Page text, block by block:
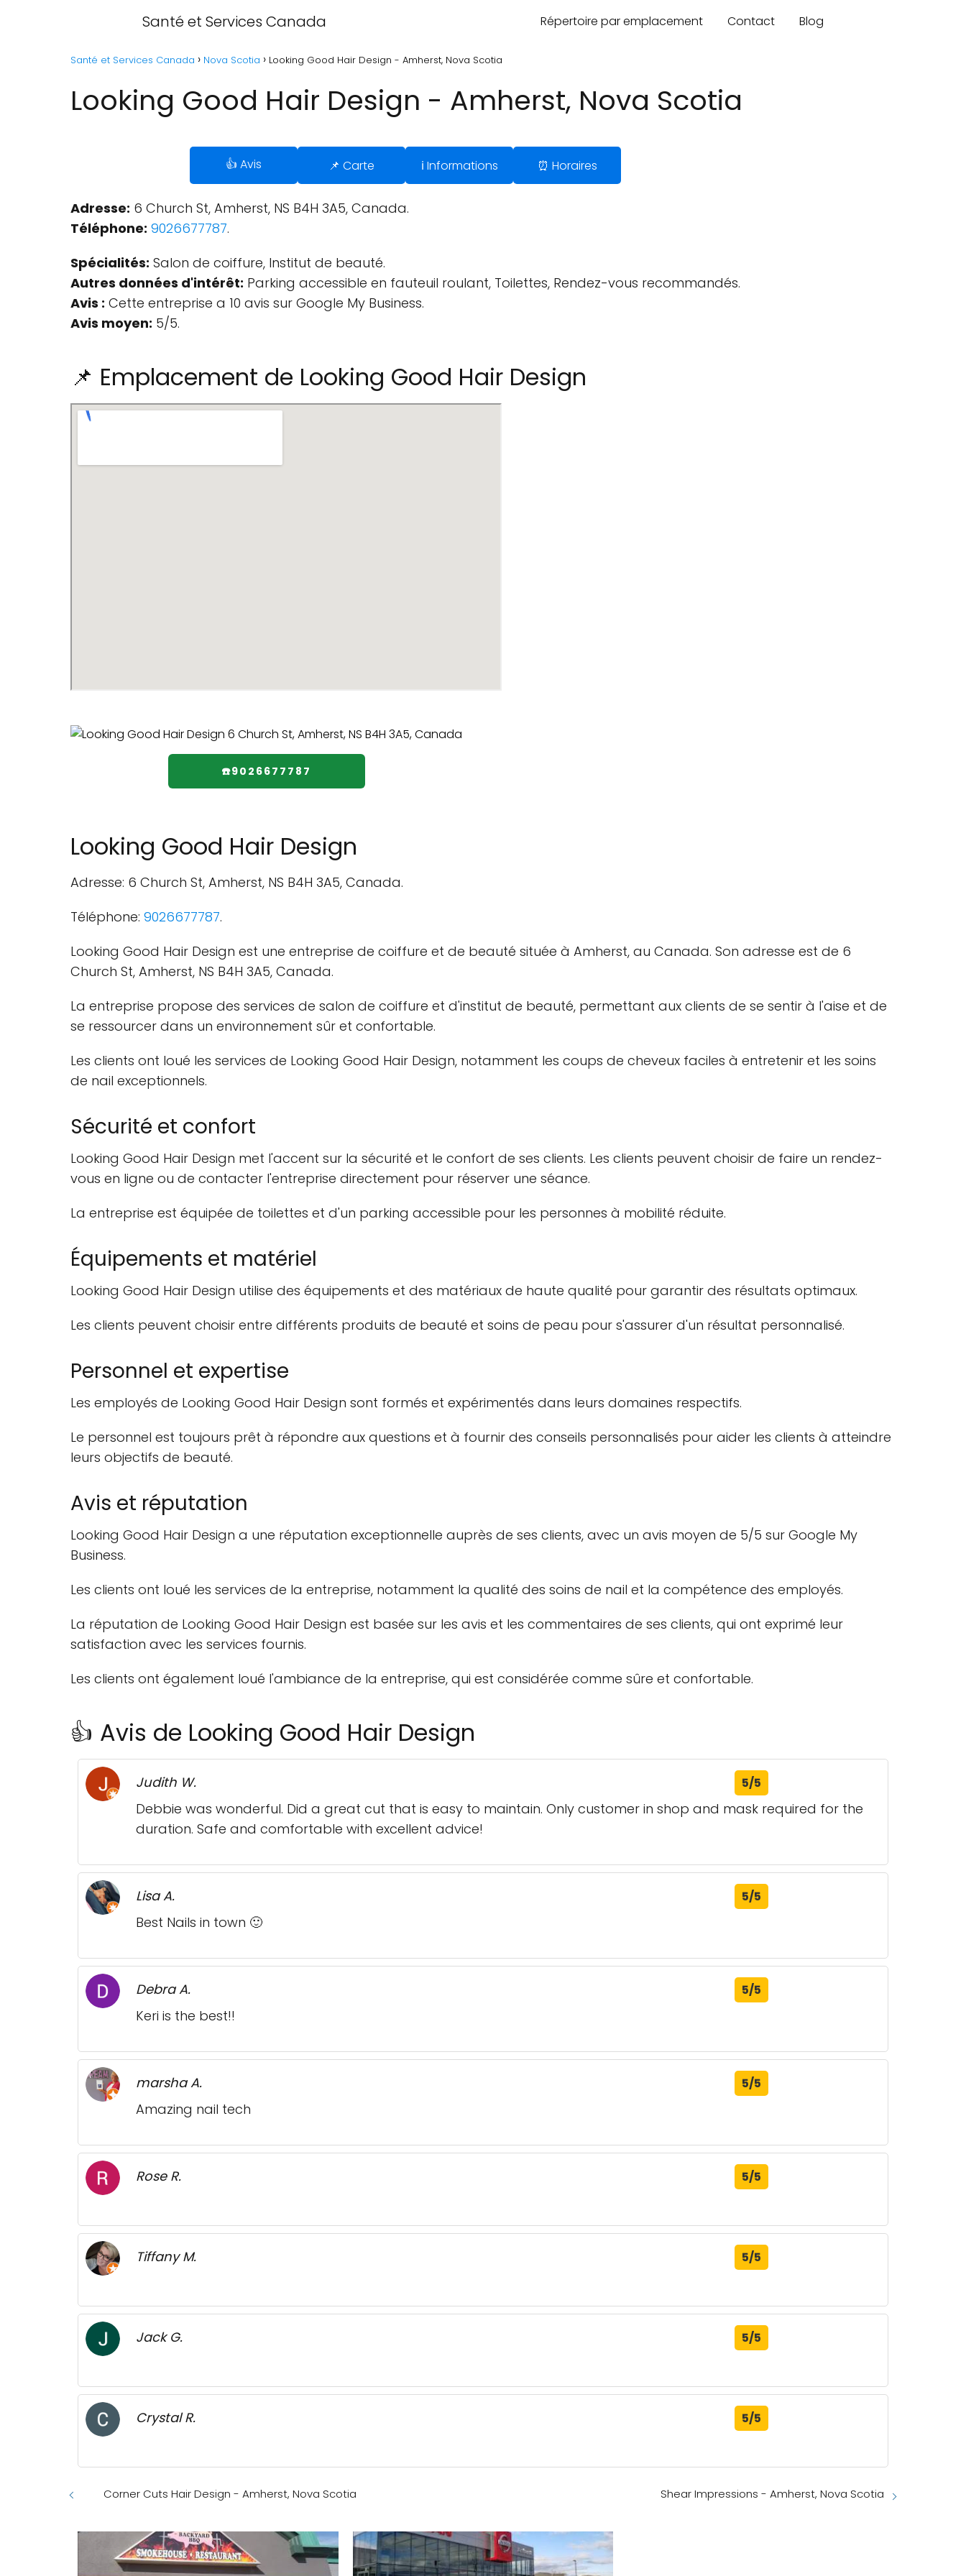
Santé et Services Canada Répertoire par emplacement Contact Blog
Santé et Services Canada Nova Scotia Looking Good Hair Design - Amherst, Nova Scotia
Looking Good Hair Design - Amherst, Nova Scotia
👍 Avis 📌 Carte ℹ️ Informations ⏰ Horaires
Adresse: 6 Church St, Amherst, NS B4H 3A5, Canada.
Téléphone: 9026677787.
Spécialités: Salon de coiffure, Institut de beauté.
Autres données d'intérêt: Parking accessible en fauteuil roulant, Toilettes, Rendez-vous recommandés.
Avis : Cette entreprise a 10 avis sur Google My Business.
Avis moyen: 5/5.
📌 Emplacement de Looking Good Hair Design
☎️9026677787
Looking Good Hair Design
Adresse: 6 Church St, Amherst, NS B4H 3A5, Canada.
Téléphone: 9026677787.
Looking Good Hair Design est une entreprise de coiffure et de beauté située à Amherst, au Canada. Son adresse est de 6
Church St, Amherst, NS B4H 3A5, Canada.
La entreprise propose des services de salon de coiffure et d'institut de beauté, permettant aux clients de se sentir à l'aise et de
se ressourcer dans un environnement sûr et confortable.
Les clients ont loué les services de Looking Good Hair Design, notamment les coups de cheveux faciles à entretenir et les soins
de nail exceptionnels.
Sécurité et confort
Looking Good Hair Design met l'accent sur la sécurité et le confort de ses clients. Les clients peuvent choisir de faire un rendez-
vous en ligne ou de contacter l'entreprise directement pour réserver une séance.
La entreprise est équipée de toilettes et d'un parking accessible pour les personnes à mobilité réduite.
Équipements et matériel
Looking Good Hair Design utilise des équipements et des matériaux de haute qualité pour garantir des résultats optimaux.
Les clients peuvent choisir entre différents produits de beauté et soins de peau pour s'assurer d'un résultat personnalisé.
Personnel et expertise
Les employés de Looking Good Hair Design sont formés et expérimentés dans leurs domaines respectifs.
Le personnel est toujours prêt à répondre aux questions et à fournir des conseils personnalisés pour aider les clients à atteindre
leurs objectifs de beauté.
Avis et réputation
Looking Good Hair Design a une réputation exceptionnelle auprès de ses clients, avec un avis moyen de 5/5 sur Google My
Business.
Les clients ont loué les services de la entreprise, notamment la qualité des soins de nail et la compétence des employés.
La réputation de Looking Good Hair Design est basée sur les avis et les commentaires de ses clients, qui ont exprimé leur
satisfaction avec les services fournis.
Les clients ont également loué l'ambiance de la entreprise, qui est considérée comme sûre et confortable.
👍 Avis de Looking Good Hair Design
Judith W. 5/5
Debbie was wonderful. Did a great cut that is easy to maintain. Only customer in shop and mask required for the
duration. Safe and comfortable with excellent advice!
Lisa A. 5/5
Best Nails in town 🙂
Debra A. 5/5
Keri is the best!!
marsha A. 5/5
Amazing nail tech
Rose R. 5/5
Tiffany M. 5/5
Jack G. 5/5
Crystal R. 5/5
Corner Cuts Hair Design - Amherst, Nova Scotia Shear Impressions - Amherst, Nova Scotia